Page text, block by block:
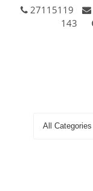
27115119
143
Search